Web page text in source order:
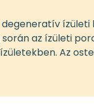
az ízületi
Az